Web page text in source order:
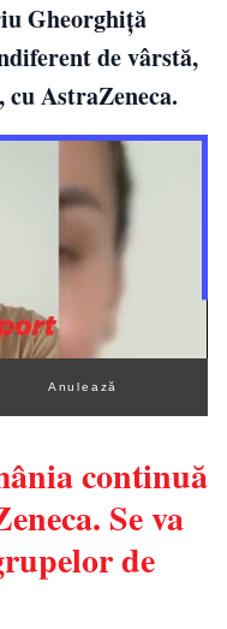
Gheorghiță
de vârstă,
AstraZeneca.
Anulează
continuă
Se va
de